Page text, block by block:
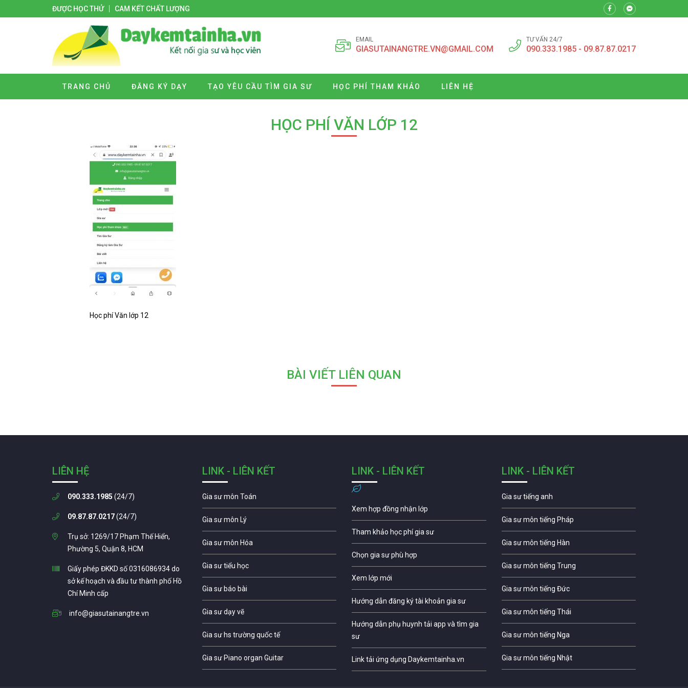
ĐƯỢC HỌC THỬ CAM KẾT CHẤT LƯỢNG
EMAIL
GIASUTAINANGTRE.VN@GMAIL.COM
TƯ VẤN 24/7
090.333.1985 - 09.87.87.0217
TRANG CHỦ ĐĂNG KÝ DẠY TẠO YÊU CẦU TÌM GIA SƯ HỌC PHÍ THAM KHẢO LIÊN HỆ
HỌC PHÍ VĂN LỚP 12
Học phí Văn lớp 12
BÀI VIẾT LIÊN QUAN
LIÊN HỆ
090.333.1985 (24/7)
09.87.87.0217(24/7)
Trụ sở: 1269/17 Phạm Thế Hiển,
Phường 5, Quận 8, HCM
Giấy phép ĐKKD số 0316086934 do
sở kế hoạch và đầu tư thành phố Hồ
Chí Minh cấp
info@giasutainangtre.vn
LINK - LIÊN KẾT
Gia sư môn Toán
Gia sư môn Lý
Gia sư môn Hóa
Gia sư tiểu học
Gia sư báo bài
Gia sư dạy vẽ
Gia sư hs trường quốc tế
Gia sư Piano organ Guitar
LINK - LIÊN KẾT
Xem hợp đồng nhận lớp
Tham khảo học phí gia sư
Chọn gia sư phù hợp
Xem lớp mới
Hướng dẫn đăng ký tài khoản gia sư
Hướng dẫn phụ huynh tải app và tìm gia
sư
Link tải ứng dụng Daykemtainha.vn
LINK - LIÊN KẾT
Gia sư tiếng anh
Gia sư môn tiếng Pháp
Gia sư môn tiếng Hàn
Gia sư môn tiếng Trung
Gia sư môn tiếng Đức
Gia sư môn tiếng Thái
Gia sư môn tiếng Nga
Gia sư môn tiếng Nhật